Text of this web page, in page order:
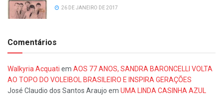
26 DE JANEIRO DE 2017
Comentários
Walkyria Acquati em AOS 77 ANOS, SANDRA BARONCELLI VOLTA
AO TOPO DO VOLEIBOL BRASILEIRO E INSPIRA GERAÇÕES
José Claudio dos Santos Araujo em UMA LINDA CASINHA AZUL